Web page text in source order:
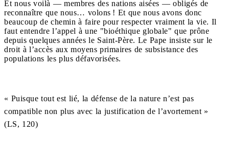
Et nous voilà — membres des nations aisées — obligés de
reconnaître que nous… volons ! Et que nous avons donc
beaucoup de chemin à faire pour respecter vraiment la vie. Il
faut entendre l’appel à une "bioéthique globale" que prône
depuis quelques années le Saint-Père. Le Pape insiste sur le
droit à l’accès aux moyens primaires de subsistance des
populations les plus défavorisées.
« Puisque tout est lié, la défense de la nature n’est pas
compatible non plus avec la justification de l’avortement »
(LS, 120)